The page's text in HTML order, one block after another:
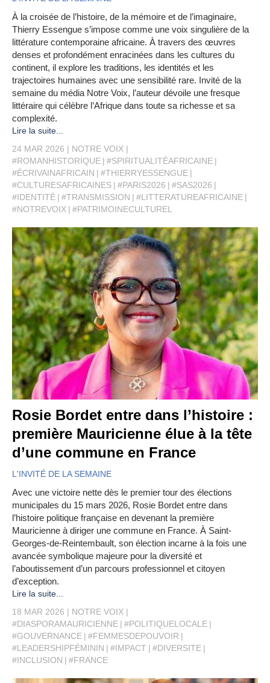
À la croisée de l’histoire, de la mémoire et de l’imaginaire,
Thierry Essengue s’impose comme une voix singulière de la
littérature contemporaine africaine. À travers des œuvres
denses et profondément enracinées dans les cultures du
continent, il explore les traditions, les identités et les
trajectoires humaines avec une sensibilité rare. Invité de la
semaine du média Notre Voix, l’auteur dévoile une fresque
littéraire qui célèbre l’Afrique dans toute sa richesse et sa
complexité.
Lire la suite...
24 MAR 2026
NOTRE VOIX
#ROMANHISTORIQUE
#SPIRITUALITÉAFRICAINE
#ÉCRIVAINAFRICAIN
#THIERRYESSENGUE
#CULTURESAFRICAINES
#PARIS2026
#SAS2026
#IDENTITÉ
#TRANSMISSION
#LITTERATUREAFRICAINE
#NOTREVOIX
#PATRIMOINECULTUREL
Rosie Bordet entre dans l’histoire :
première Mauricienne élue à la tête
d’une commune en France
L'INVITÉ DE LA SEMAINE
Avec une victoire nette dès le premier tour des élections
municipales du 15 mars 2026, Rosie Bordet entre dans
l’histoire politique française en devenant la première
Mauricienne à diriger une commune en France. À Saint-
Georges-de-Reintembault, son élection incarne à la fois une
avancée symbolique majeure pour la diversité et
l’aboutissement d’un parcours professionnel et citoyen
d’exception.
Lire la suite...
18 MAR 2026
NOTRE VOIX
#DIASPORAMAURICIENNE
#POLITIQUELOCALE
#GOUVERNANCE
#FEMMESDEPOUVOIR
#LEADERSHIPFÉMININ
#IMPACT
#DIVERSITE
#INCLUSION
#FRANCE